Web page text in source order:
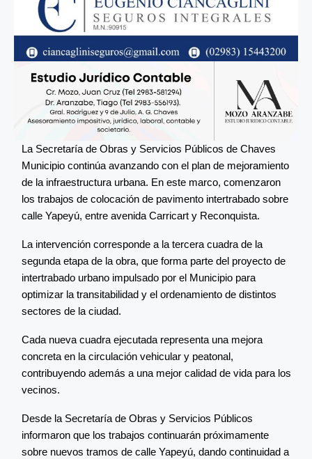
La Secretaría de Obras y Servicios Públicos de Chaves
Municipio continúa avanzando con el plan de mejoramiento
de la infraestructura urbana. En este marco, comenzaron
los trabajos de colocación de pavimento intertrabado sobre
calle Yapeyú, entre avenida Carricart y Reconquista.
La intervención corresponde a la tercera cuadra de la
segunda etapa de la obra, que forma parte del proyecto de
intertrabado urbano impulsado por el Municipio para
optimizar la transitabilidad y el ordenamiento de distintos
sectores de la ciudad.
Cada nueva cuadra ejecutada representa una mejora
concreta en la circulación vehicular y peatonal,
contribuyendo además a una mejor calidad de vida para los
vecinos.
Desde la Secretaría de Obras y Servicios Públicos
informaron que los trabajos continuarán próximamente
sobre nuevos tramos de calle Yapeyú, dando continuidad a